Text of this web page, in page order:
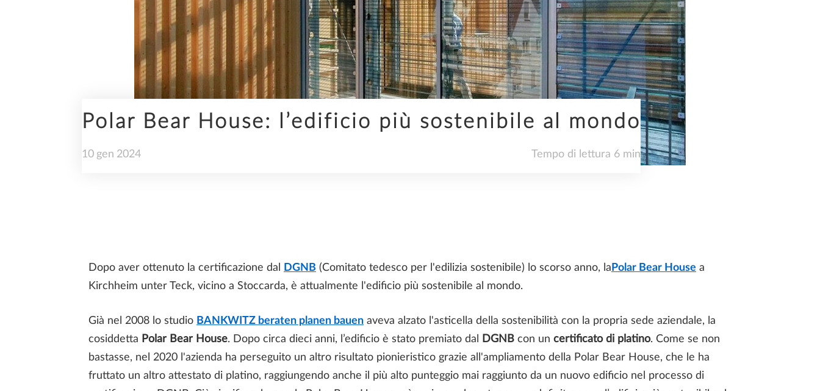
INGEGNERIA PREFABBRICAZIONE
SOCIETÀ
Polar Bear House: l’edificio più sostenibile al mondo
10 gen 2024 Tempo di lettura 6 min
Dopo aver ottenuto la certificazione dal DGNB (Comitato tedesco per l'edilizia sostenibile) lo scorso anno, la Polar Bear House a
Kirchheim unter Teck, vicino a Stoccarda, è attualmente l'edificio più sostenibile al mondo.
Già nel 2008 lo studio BANKWITZ beraten planen bauen aveva alzato l'asticella della sostenibilità con la propria sede aziendale, la
cosiddetta Polar Bear House. Dopo circa dieci anni, l’edificio è stato premiato dal DGNB con un certificato di platino. Come se non
bastasse, nel 2020 l'azienda ha perseguito un altro risultato pionieristico grazie all'ampliamento della Polar Bear House, che le ha
fruttato un altro attestato di platino, raggiungendo anche il più alto punteggio mai raggiunto da un nuovo edificio nel processo di